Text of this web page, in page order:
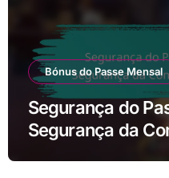
Bónus do Passe Mensal
Segurança do
Segurança da